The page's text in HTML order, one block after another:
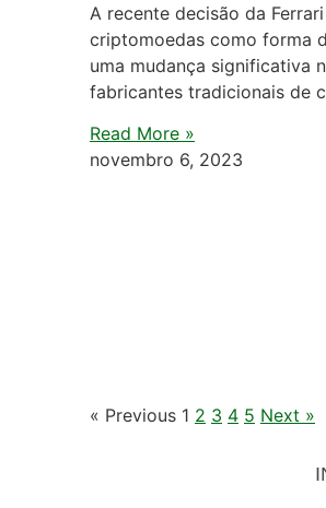
A recente decisão da
criptomoedas como forma
uma mudança significativa
fabricantes tradicionais de
Read More »
novembro 6, 2023
« Previous 1 2 3 4 5 Next »